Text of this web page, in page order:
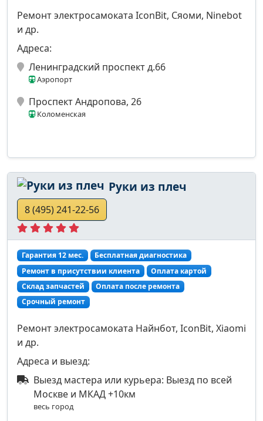
Ремонт электросамоката IconBit, Сяоми, Ninebot
и др.
Адреса:
Ленинградский проспект д.66
Аэропорт
Проспект Андропова, 26
Коломенская
Руки из плеч
8 (495) 241-22-56
Гарантия 12 мес.
Бесплатная диагностика
Ремонт в присутствии клиента
Оплата картой
Склад запчастей
Оплата после ремонта
Срочный ремонт
Ремонт электросамоката Найнбот, IconBit, Xiaomi
и др.
Адреса и выезд:
Выезд мастера или курьера: Выезд по всей
Москве и МКАД +10км
весь город